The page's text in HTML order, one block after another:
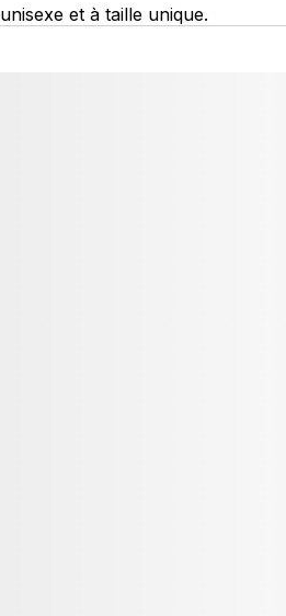
et à taille unique.